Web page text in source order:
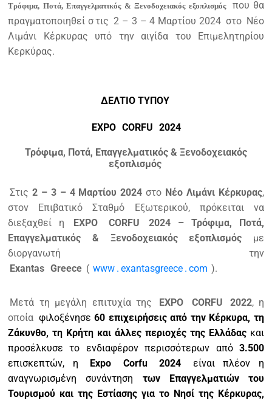
Τρόφιμα, Ποτά, Επαγγελματικός & Ξενοδοχειακός εξοπλισμός που θα
πραγματοποιηθεί στις 2 – 3 – 4 Μαρτίου 2024 στο Νέο
Λιμάνι Κέρκυρας υπό την αιγίδα
του Επιμελητηρίου
Κερκύρας.
ΔΕΛΤΙΟ ΤΥΠΟΥ
EXPO CORFU 2024
Τρόφιμα, Ποτά, Επαγγελματικός & Ξενοδοχειακός
εξοπλισμός
Στις 2 – 3 – 4 Μαρτίου 2024στο Νέο Λιμάνι Κέρκυρας,
στον Επιβατικό Σταθμό Εξωτερικού, πρόκειται να
διεξαχθεί η
EXPO CORFU
2024 – Τρόφιμα, Ποτά,
Επαγγελματικός & Ξενοδοχειακός εξοπλισμός με
διοργανωτή την
Exantas Greece ( www . exantasgreece . com ).
Μετά τη μεγάλη επιτυχία της EXPO CORFU 2022, η
οποία φιλοξένησε60 επιχειρήσεις από την Κέρκυρα, τη
Ζάκυνθο, τη Κρήτη και άλλες περιοχές της Ελλάδας και
προσέλκυσε το ενδιαφέρον περισσότερων από 3.500
επισκεπτών, η
Expo Corfu 2024
είναι πλέον η
αναγνωρισμένη συνάντηση των Επαγγελματιών του
Τουρισμού και της Εστίασης για το Νησί της Κέρκυρας,